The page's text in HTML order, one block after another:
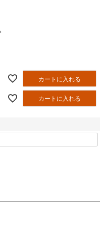
カートに入れる
カートに入れる